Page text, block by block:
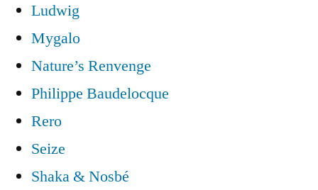
Ludwig
Mygalo
Nature’s Renvenge
Philippe Baudelocque
Rero
Seize
Shaka & Nosbé